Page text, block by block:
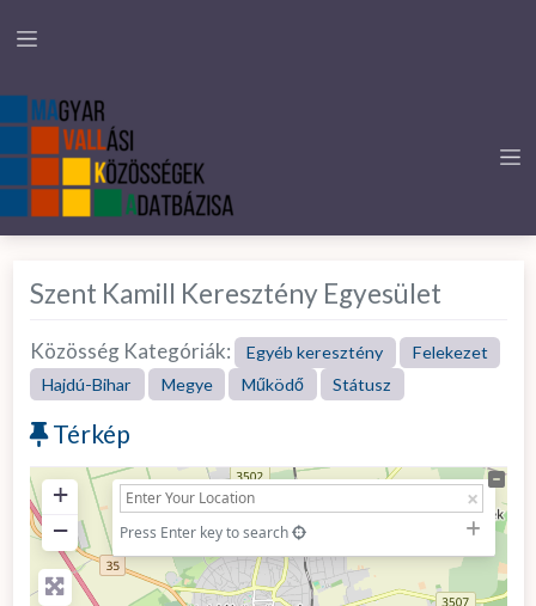
Szent Kamill Keresztény Egyesület
Közösség Kategóriák: Egyéb keresztény
Felekezet
Hajdú-Bihar
Megye Működő Státusz
Térkép
+
−
Press Enter key to search